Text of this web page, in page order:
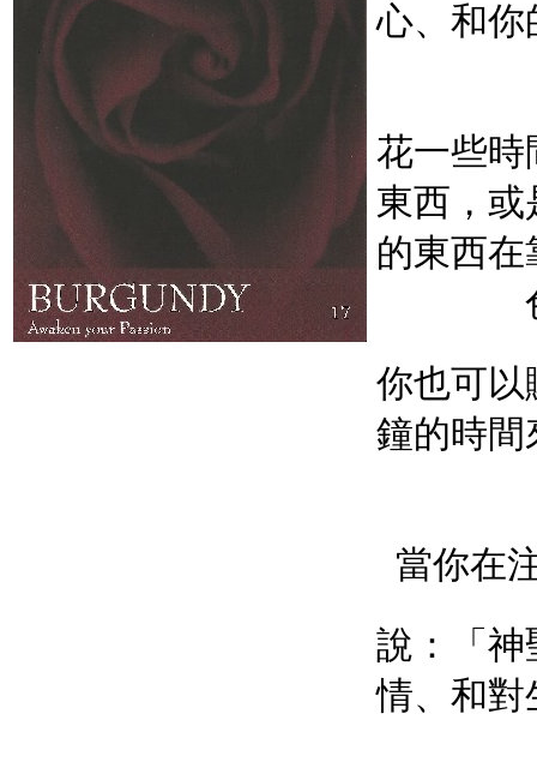
心、和你
花一些時
東西，或
的東西
你也可以
鐘的時間
當你在
說：「神
情、和對